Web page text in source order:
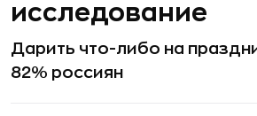
исследование
Дарить что-либо на
82% россиян